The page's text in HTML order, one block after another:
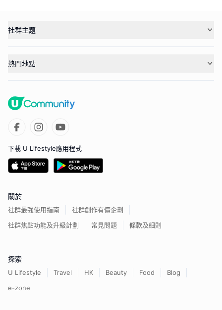
社群主題
熱門地點
下載 U Lifestyle應用程式
關於
社群最強使用指南
社群創作有價企劃
社群焦點功能及升級計劃
常見問題 條款及細則
探索
U Lifestyle Travel HK Beauty Food
Blog
e-zone